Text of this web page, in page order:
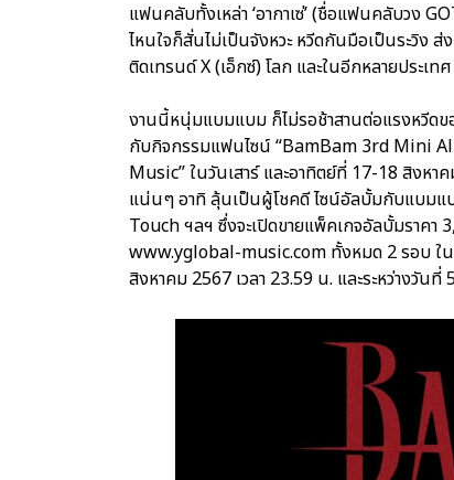
แฟนคลับทั้งเหล่า ‘อากาเซ่’ (ชื่อแฟนคลับวง
ไหนใจก็สั่นไม่เป็นจังหวะ หวีดกันมือเป็นระวิง
ติดเทรนด์ X (เอ็กซ์) โลก และในอีกหลายประเ
งานนี้หนุ่มแบมแบม ก็ไม่รอช้าสานต่อแรงหวีด
กับกิจกรรมแฟนไซน์ “BamBam 3rd Mini
Music” ในวันเสาร์ และอาทิตย์ที่ 17-18 สิงห
แน่นๆ อาทิ ลุ้นเป็นผู้โชคดี ไซน์อัลบั้มกับแบมแ
Touch ฯลฯ ซึ่งจะเปิดขายแพ็คเกจอัลบั้มราคา
www.yglobal-music.com ทั้งหมด 2 รอบ ใน
สิงหาคม 2567 เวลา 23.59 น. และระหว่างวัน